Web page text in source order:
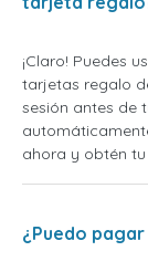
¡Claro! Puedes
tarjetas regalo
sesión antes de
ahora y obtén
¿Puedo